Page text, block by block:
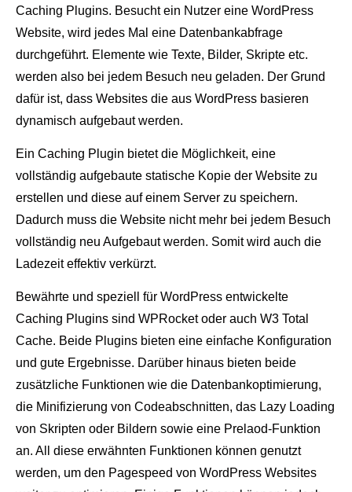
Caching Plugins. Besucht ein Nutzer eine WordPress
Website, wird jedes Mal eine Datenbankabfrage
durchgeführt. Elemente wie Texte, Bilder, Skripte etc.
werden also bei jedem Besuch neu geladen. Der Grund
dafür ist, dass Websites die aus WordPress basieren
dynamisch aufgebaut werden.
Ein Caching Plugin bietet die Möglichkeit, eine
vollständig aufgebaute statische Kopie der Website zu
erstellen und diese auf einem Server zu speichern.
Dadurch muss die Website nicht mehr bei jedem Besuch
vollständig neu Aufgebaut werden. Somit wird auch die
Ladezeit effektiv verkürzt.
Bewährte und speziell für WordPress entwickelte
Caching Plugins sind WPRocket oder auch W3 Total
Cache. Beide Plugins bieten eine einfache Konfiguration
und gute Ergebnisse. Darüber hinaus bieten beide
zusätzliche Funktionen wie die Datenbankoptimierung,
die Minifizierung von Codeabschnitten, das Lazy Loading
von Skripten oder Bildern sowie eine Prelaod-Funktion
an. All diese erwähnten Funktionen können genutzt
werden, um den Pagespeed von WordPress Websites